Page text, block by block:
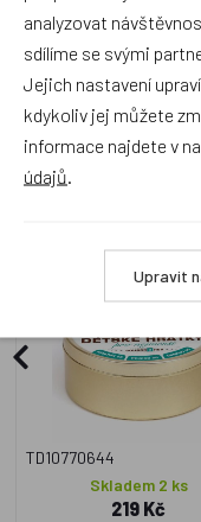
Zboží se
Český výrobek
TD10770644
Skladem 2 ks
219 Kč
analyzovat
sdílíme se svými
Jejich nastavení
kdykoliv jej můžete
informace najdete v
údajů
Upravit